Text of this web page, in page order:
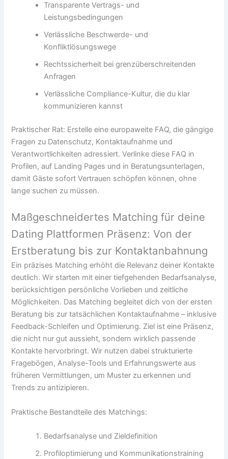
Transparente Vertrags- und
Leistungsbedingungen
Verlässliche Beschwerde- und
Konfliktlösungswege
Rechtssicherheit bei grenzüberschreitenden
Anfragen
Verlässliche Compliance-Kultur, die du klar
kommunizieren kannst
Praktischer Rat: Erstelle eine europaweite FAQ, die gängige
Fragen zu Datenschutz, Kontaktaufnahme und
Verantwortlichkeiten adressiert. Verlinke diese FAQ in
Profilen, auf Landing Pages und in Beratungsunterlagen,
damit Gäste sofort Vertrauen schöpfen können, ohne
lange suchen zu müssen.
Maßgeschneidertes Matching für deine
Dating Plattformen Präsenz: Von der
Erstberatung bis zur Kontaktanbahnung
Ein präzises Matching erhöht die Relevanz deiner Kontakte
deutlich. Wir starten mit einer tiefgehenden Bedarfsanalyse,
berücksichtigen persönliche Vorlieben und zeitliche
Möglichkeiten. Das Matching begleitet dich von der ersten
Beratung bis zur tatsächlichen Kontaktaufnahme – inklusive
Feedback-Schleifen und Optimierung. Ziel ist eine Präsenz,
die nicht nur gut aussieht, sondern wirklich passende
Kontakte hervorbringt. Wir nutzen dabei strukturierte
Fragebögen, Analyse-Tools und Erfahrungswerte aus
früheren Vermittlungen, um Muster zu erkennen und
Trends zu antizipieren.
Praktische Bestandteile des Matchings:
Bedarfsanalyse und Zieldefinition
Profiloptimierung und Kommunikationstraining